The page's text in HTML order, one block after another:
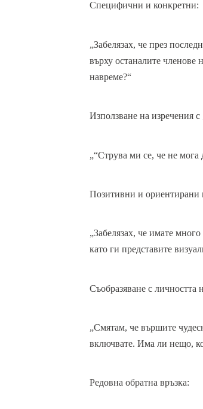
Специфични и конкретни:
„Забелязах, че през
върху останалите
навреме?“
Използване на изречения с
„“Струва ми се, че не мога
Позитивни и ориентирани
„Забелязах, че имате
като ги представите
Съобразяване с личността
„Смятам, че вършите
включвате. Има ли нещо,
Редовна обратна връзка: